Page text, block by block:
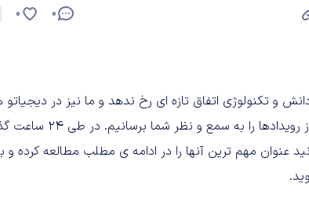
0
0
و تکنولوژی اتفاق تازه ای رخ ندهد و ما نیز در دیجیاتو
تمامی جزئیات این
عنوان مهم ترین آنها را در ادامه ی مطلب مطالعه کرده و